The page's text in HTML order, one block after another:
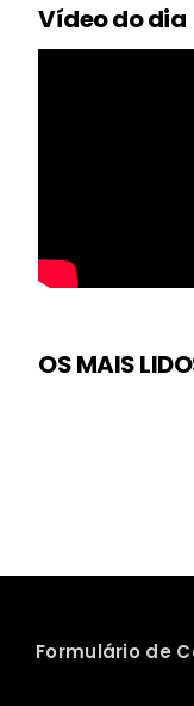
Vídeo do dia
OS MAIS
Formulário de